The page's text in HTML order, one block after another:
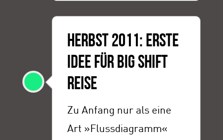
HERBST 2011: ERSTE
IDEE FÜR BIG SHIFT
REISE
Zu Anfang nur als eine
Art »Flussdiagramm«